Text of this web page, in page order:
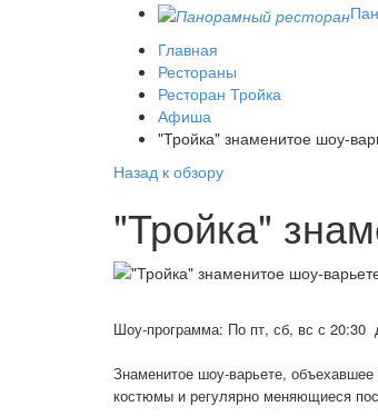
Главная
Рестораны
Ресторан Тройка
Афиша
"Тройка" знаменитое шоу-
Назад к обзору
"Тройка"
Шоу-программа: По пт, сб, вс с 20:30
Знаменитое шоу-варьете,
костюмы и регулярно меняющиеся